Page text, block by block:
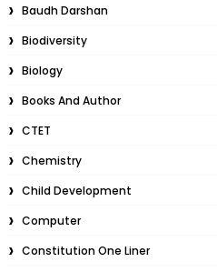
Baudh Darshan
Biodiversity
Biology
Books And Author
CTET
Chemistry
Child Development
Computer
Constitution One Liner